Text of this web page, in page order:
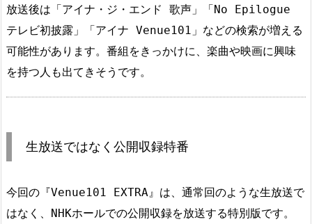
放送後は「アイナ・ジ・エンド 歌声」「No Epilogue
テレビ初披露」「アイナ Venue101」などの検索が増える
可能性があります。番組をきっかけに、楽曲や映画に興味
を持つ人も出てきそうです。
生放送ではなく公開収録特番
今回の『Venue101 EXTRA』は、通常回のような生放送で
はなく、NHKホールでの公開収録を放送する特別版です。